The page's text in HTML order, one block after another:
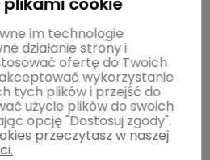
im technologie
działanie strony i
ofertę do Twoich
wykorzystanie
tych plików i przejść do
użycie plików do swoich
opcję "Dostosuj zgody".
przeczytasz w naszej